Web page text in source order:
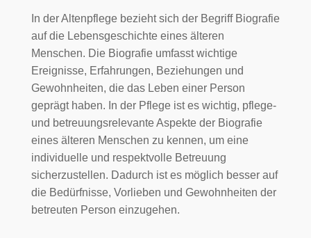
In der Altenpflege bezieht sich der Begriff Biografie
auf die Lebensgeschichte eines älteren
Menschen. Die Biografie umfasst wichtige
Ereignisse, Erfahrungen, Beziehungen und
Gewohnheiten, die das Leben einer Person
geprägt haben. In der Pflege ist es wichtig, pflege-
und betreuungsrelevante Aspekte der Biografie
eines älteren Menschen zu kennen, um eine
individuelle und respektvolle Betreuung
sicherzustellen. Dadurch ist es möglich besser auf
die Bedürfnisse, Vorlieben und Gewohnheiten der
betreuten Person einzugehen.